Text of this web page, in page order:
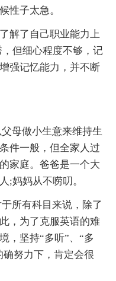
性子太急。
解了自己职业能力上
但细心程度不够，记
强记忆能力，并不断
母做小生意来维持生
件一般，但全家人过
家庭。爸爸是一个大
;妈妈从不唠叨。
所有科目来说，除了
，为了克服英语的难
，坚持“多听”、“多
确努力下，肯定会很